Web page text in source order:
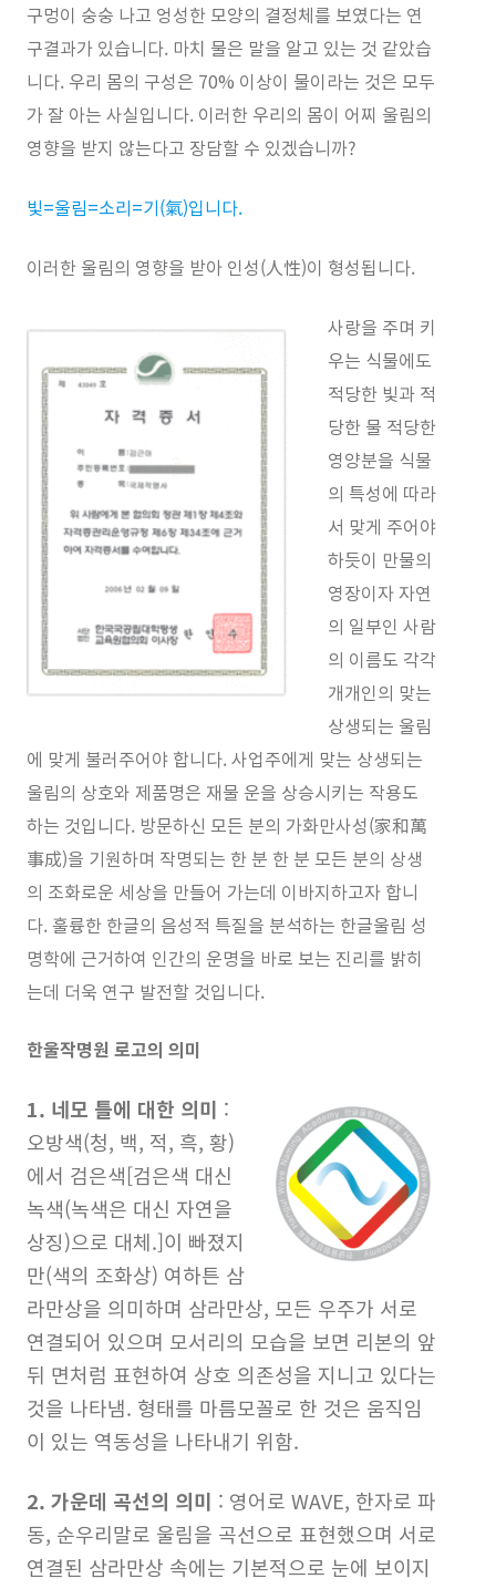
구멍이 숭숭 나고 엉성한 모양의 결정체를 보였다는 연
구결과가 있습니다. 마치 물은 말을 알고 있는 것 같았습
니다. 우리 몸의 구성은 70% 이상이 물이라는 것은 모두
가 잘 아는 사실입니다. 이러한 우리의 몸이 어찌 울림의
영향을 받지 않는다고 장담할 수 있겠습니까?
빛=울림=소리=기(氣)입니다.
이러한 울림의 영향을 받아 인성(人性)이 형성됩니다.
사랑을 주며 키
우는 식물에도
적당한 빛과 적
당한 물 적당한
영양분을 식물
의 특성에 따라
서 맞게 주어야
하듯이 만물의
영장이자 자연
의 일부인 사람
의 이름도 각각
개개인의 맞는
상생되는 울림
에 맞게 불러주어야 합니다. 사업주에게 맞는 상생되는
울림의 상호와 제품명은 재물 운을 상승시키는 작용도
하는 것입니다. 방문하신 모든 분의 가화만사성(家和萬
事成)을 기원하며 작명되는 한 분 한 분 모든 분의 상생
의 조화로운 세상을 만들어 가는데 이바지하고자 합니
다. 훌륭한 한글의 음성적 특질을 분석하는 한글울림 성
명학에 근거하여 인간의 운명을 바로 보는 진리를 밝히
는데 더욱 연구 발전할 것입니다.
한울작명원 로고의 의미
1. 네모 틀에 대한 의미 :
오방색(청, 백, 적, 흑, 황)
에서 검은색[검은색 대신
녹색(녹색은 대신 자연을
상징)으로 대체.]이 빠졌지
만(색의 조화상) 여하튼 삼
라만상을 의미하며 삼라만상, 모든 우주가 서로
연결되어 있으며 모서리의 모습을 보면 리본의 앞
뒤 면처럼 표현하여 상호 의존성을 지니고 있다는
것을 나타냄. 형태를 마름모꼴로 한 것은 움직임
이 있는 역동성을 나타내기 위함.
2. 가운데 곡선의 의미 : 영어로 WAVE, 한자로 파
동, 순우리말로 울림을 곡선으로 표현했으며 서로
연결된 삼라만상 속에는 기본적으로 눈에 보이지